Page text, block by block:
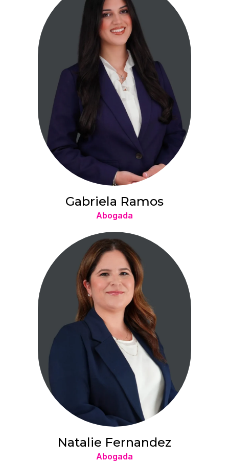
Gabriela Ramos
Abogada
Natalie Fernandez
Abogada